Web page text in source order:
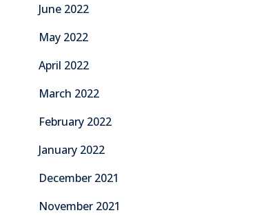
June 2022
May 2022
April 2022
March 2022
February 2022
January 2022
December 2021
November 2021